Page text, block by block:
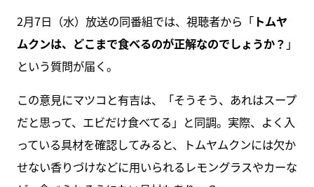
2月7日（水）放送の同番組では、視聴者から「トムヤ
ムクンは、どこまで食べるのが正解なのでしょうか？ 」
という質問が届く。
この意見にマツコと有吉は、「そうそう、あれはスープ
だと思って、エビだけ食べてる」と同調。実際、よく入
っている具材を確認してみると、トムヤムクンには欠か
せない香りづけなどに用いられるレモングラスやカーな